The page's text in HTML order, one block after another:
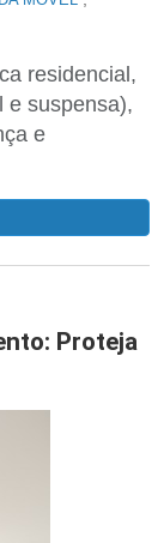
residencial,
e suspensa),
e
Proteja